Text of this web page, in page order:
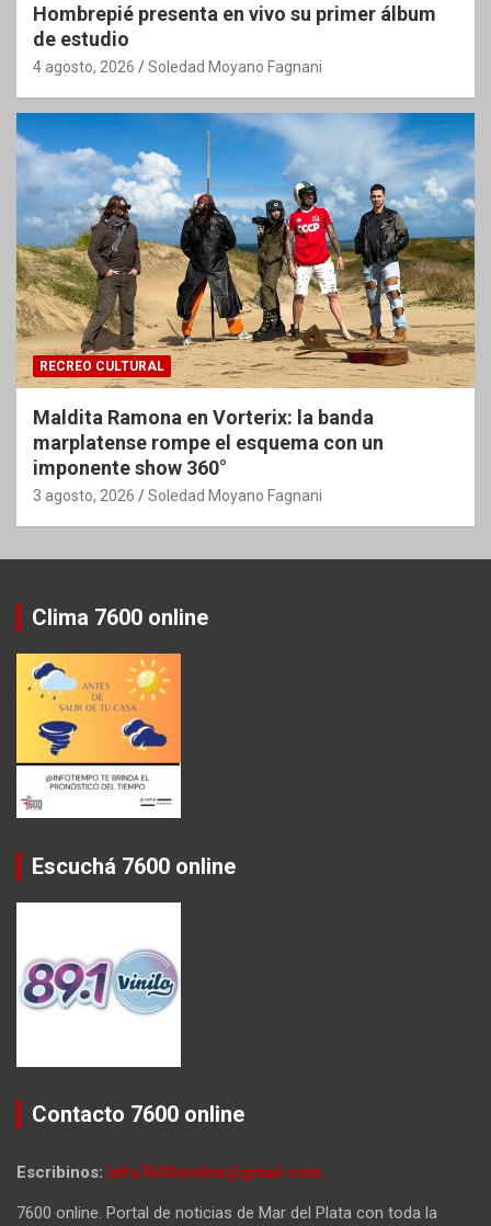
Hombrepié presenta en vivo su primer álbum
de estudio
4 agosto, 2026 Soledad Moyano Fagnani
RECREO CULTURAL
Maldita Ramona en Vorterix: la banda
marplatense rompe el esquema con un
imponente show 360°
3 agosto, 2026 Soledad Moyano Fagnani
Clima 7600 online
Escuchá 7600 online
Contacto 7600 online
Escribinos: info7600online@gmail.com
7600 online. Portal de noticias de Mar del Plata con toda la